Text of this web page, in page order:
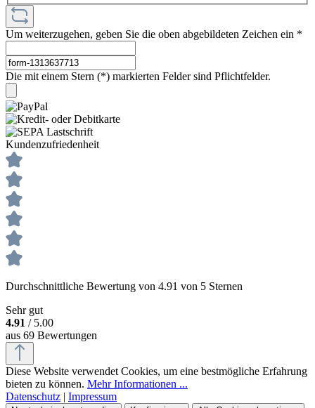
Um weiterzugehen, geben Sie die oben abgebildeten Zeichen ein *
Die mit einem Stern (*) markierten Felder sind Pflichtfelder.
Kundenzufriedenheit
Durchschnittliche Bewertung von 4.91 von 5 Sternen
Sehr gut
4.91 / 5.00
aus 69 Bewertungen
Diese Website verwendet Cookies, um eine bestmögliche Erfahrung
bieten zu können. Mehr Informationen ...
Datenschutz | Impressum